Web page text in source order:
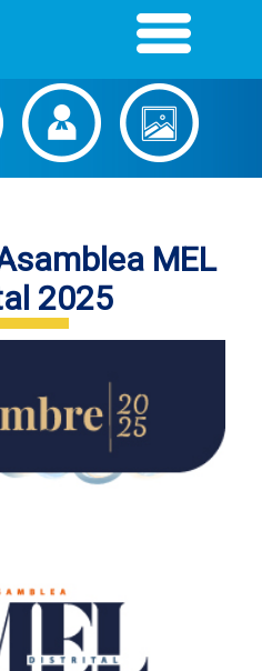
MEL
2025